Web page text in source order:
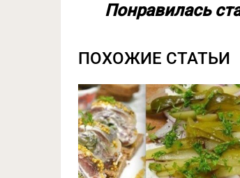
Понравилась
ПОХОЖИЕ СТАТЬИ